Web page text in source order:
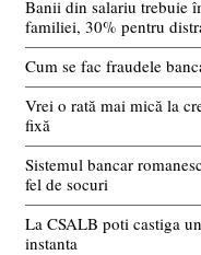
Banii din salariu trebuie
familiei, 30% pentru
Cum se fac fraudele
Vrei o rată mai mică la
fixă
Sistemul bancar
fel de socuri
La CSALB poti castiga
instanta